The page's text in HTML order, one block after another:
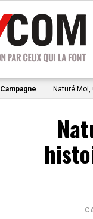
Campagne Naturé